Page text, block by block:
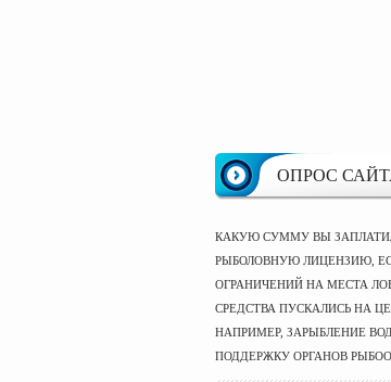
ОПРОС
КАКУЮ СУММУ ВЫ
РЫБОЛОВНУЮ ЛИЦЕНЗИЮ,
ОГРАНИЧЕНИЙ НА МЕСТА
СРЕДСТВА ПУСКАЛИСЬ НА
НАПРИМЕР, ЗАРЫБЛЕНИЕ
ПОДДЕРЖКУ ОРГАНОВ